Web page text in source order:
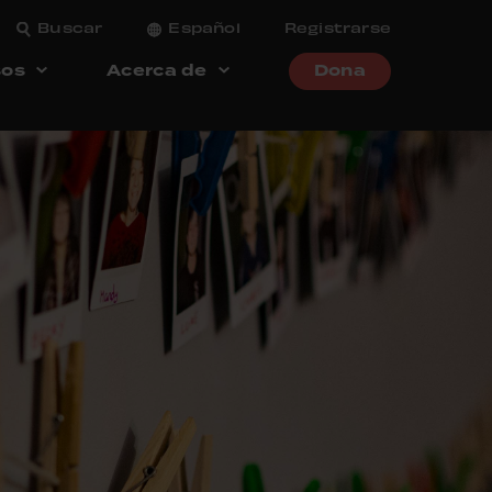
Buscar Español Registrarse
Acerca de Dona